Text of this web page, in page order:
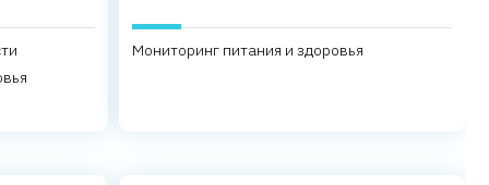
Мониторинг питания и здоровья